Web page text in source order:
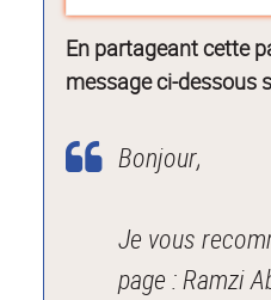
En partageant cette
message ci-dessous
Bonjour,
Je vous
page : Ramzi